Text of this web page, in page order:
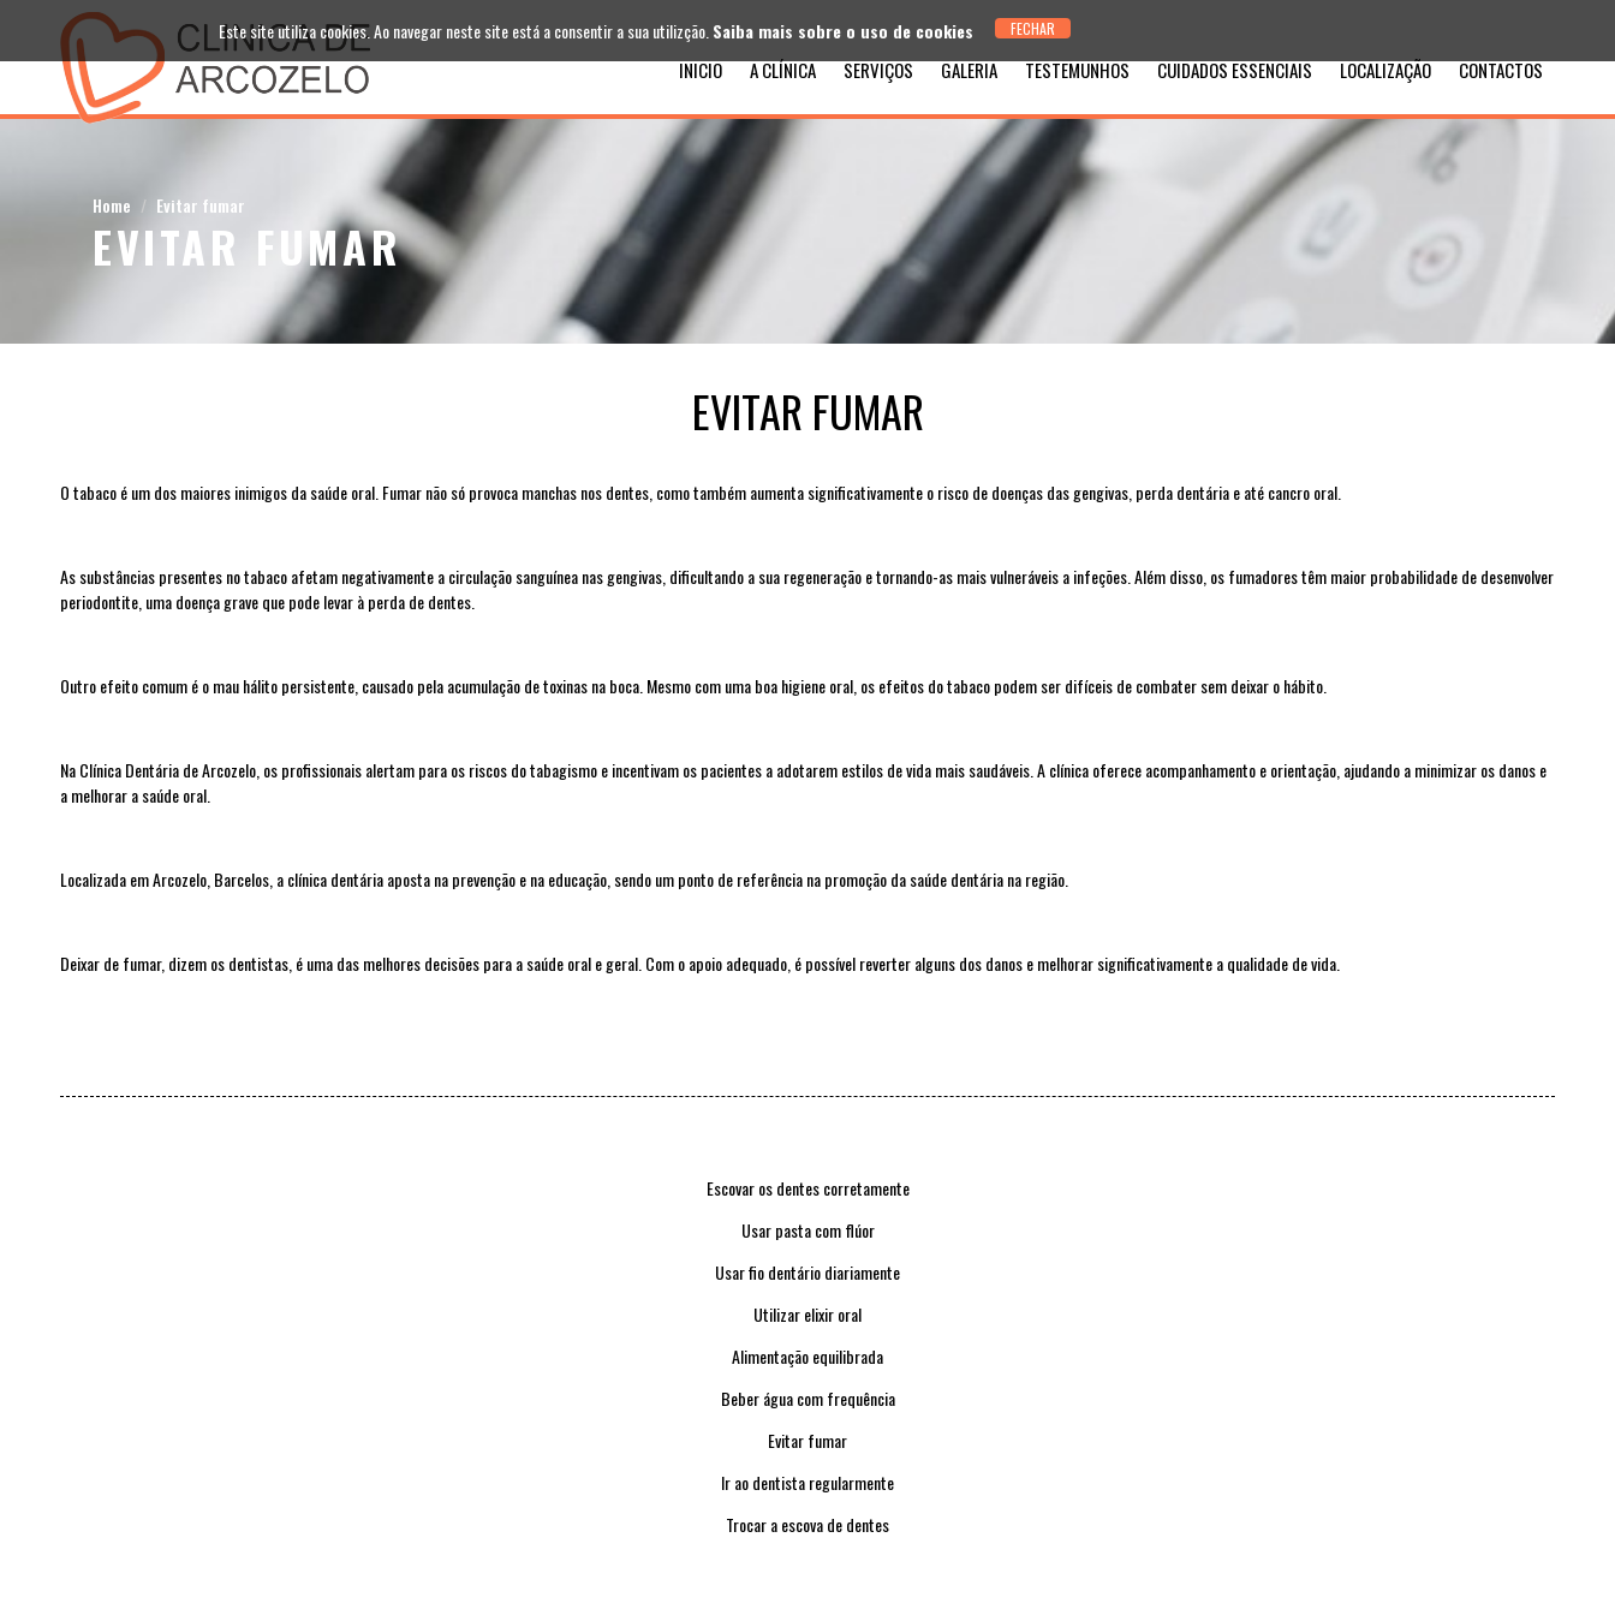
INICIO A CLÍNICA SERVIÇOS GALERIA TESTEMUNHOS CUIDADOS ESSENCIAIS LOCALIZAÇÃO CONTACTOS
Home Evitar fumar
EVITAR FUMAR
EVITAR FUMAR
O tabaco é um dos maiores inimigos da saúde oral. Fumar não só provoca manchas nos dentes, como também aumenta significativamente o risco de doenças das gengivas, perda dentária e até cancro oral.
As substâncias presentes no tabaco afetam negativamente a circulação sanguínea nas gengivas, dificultando a sua regeneração e tornando-as mais vulneráveis a infeções. Além disso, os fumadores têm maior probabilidade de desenvolver
periodontite, uma doença grave que pode levar à perda de dentes.
Outro efeito comum é o mau hálito persistente, causado pela acumulação de toxinas na boca. Mesmo com uma boa higiene oral, os efeitos do tabaco podem ser difíceis de combater sem deixar o hábito.
Na Clínica Dentária de Arcozelo, os profissionais alertam para os riscos do tabagismo e incentivam os pacientes a adotarem estilos de vida mais saudáveis. A clínica oferece acompanhamento e orientação, ajudando a minimizar os danos e
a melhorar a saúde oral.
Localizada em Arcozelo, Barcelos, a clínica dentária aposta na prevenção e na educação, sendo um ponto de referência na promoção da saúde dentária na região.
Deixar de fumar, dizem os dentistas, é uma das melhores decisões para a saúde oral e geral. Com o apoio adequado, é possível reverter alguns dos danos e melhorar significativamente a qualidade de vida.
Escovar os dentes corretamente
Usar pasta com flúor
Usar fio dentário diariamente
Utilizar elixir oral
Alimentação equilibrada
Beber água com frequência
Evitar fumar
Ir ao dentista regularmente
Trocar a escova de dentes
Este site utiliza cookies. Ao navegar neste site está a consentir a sua utilizção. Saiba mais sobre o uso de cookies